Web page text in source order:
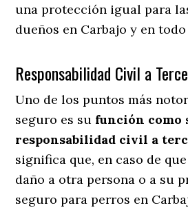
una protección igual para
dueños en Carbajo y en
Responsabilidad Civil a
Uno de los puntos más
seguro es su función como
responsabilidad civil a
significa que, en caso de
daño a otra persona o a su
seguro para perros en